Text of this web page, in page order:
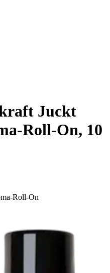
Juckt
Roll-On, 10
Roll-On